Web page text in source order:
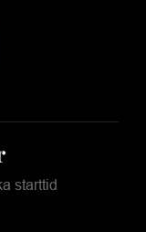
starttid